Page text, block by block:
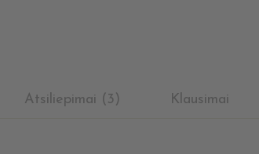
Atsiliepimai (3) Klausimai